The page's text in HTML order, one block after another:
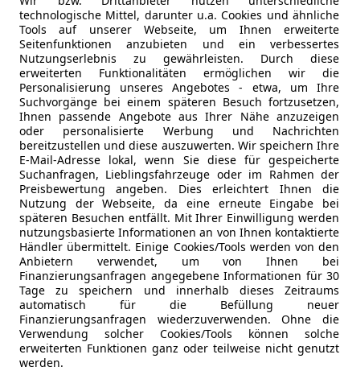
technologische Mittel, darunter u.a. Cookies und ähnliche
Tools auf unserer Webseite, um Ihnen erweiterte
Seitenfunktionen anzubieten und ein verbessertes
Nutzungserlebnis zu gewährleisten. Durch diese
erweiterten Funktionalitäten ermöglichen wir die
Personalisierung unseres Angebotes - etwa, um Ihre
Suchvorgänge bei einem späteren Besuch fortzusetzen,
Ihnen passende Angebote aus Ihrer Nähe anzuzeigen
oder personalisierte Werbung und Nachrichten
bereitzustellen und diese auszuwerten. Wir speichern Ihre
E-Mail-Adresse lokal, wenn Sie diese für gespeicherte
Suchanfragen, Lieblingsfahrzeuge oder im Rahmen der
Preisbewertung angeben. Dies erleichtert Ihnen die
Nutzung der Webseite, da eine erneute Eingabe bei
späteren Besuchen entfällt. Mit Ihrer Einwilligung werden
nutzungsbasierte Informationen an von Ihnen kontaktierte
Händler übermittelt. Einige Cookies/Tools werden von den
Anbietern verwendet, um von Ihnen bei
Finanzierungsanfragen angegebene Informationen für 30
Tage zu speichern und innerhalb dieses Zeitraums
automatisch für die Befüllung neuer
Finanzierungsanfragen wiederzuverwenden. Ohne die
Verwendung solcher Cookies/Tools können solche
erweiterten Funktionen ganz oder teilweise nicht genutzt
werden.